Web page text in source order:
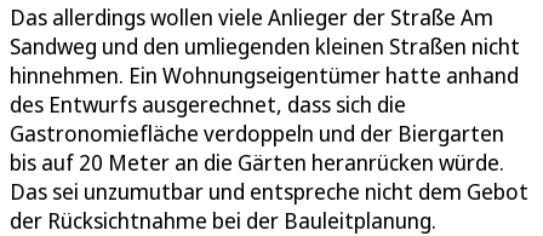
Das allerdings wollen viele Anlieger der Straße Am
Sandweg und den umliegenden kleinen Straßen nicht
hinnehmen. Ein Wohnungseigentümer hatte anhand
des Entwurfs ausgerechnet, dass sich die
Gastronomiefläche verdoppeln und der Biergarten
bis auf 20 Meter an die Gärten heranrücken würde.
Das sei unzumutbar und entspreche nicht dem Gebot
der Rücksichtnahme bei der Bauleitplanung.